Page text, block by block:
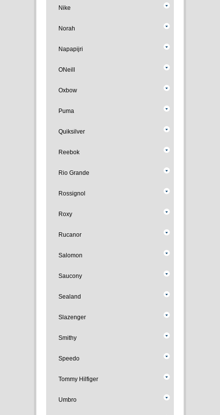
Nike
Norah
Napapijri
ONeill
Oxbow
Puma
Quiksilver
Reebok
Rio Grande
Rossignol
Roxy
Rucanor
Salomon
Saucony
Sealand
Slazenger
Smithy
Speedo
Tommy Hilfiger
Umbro